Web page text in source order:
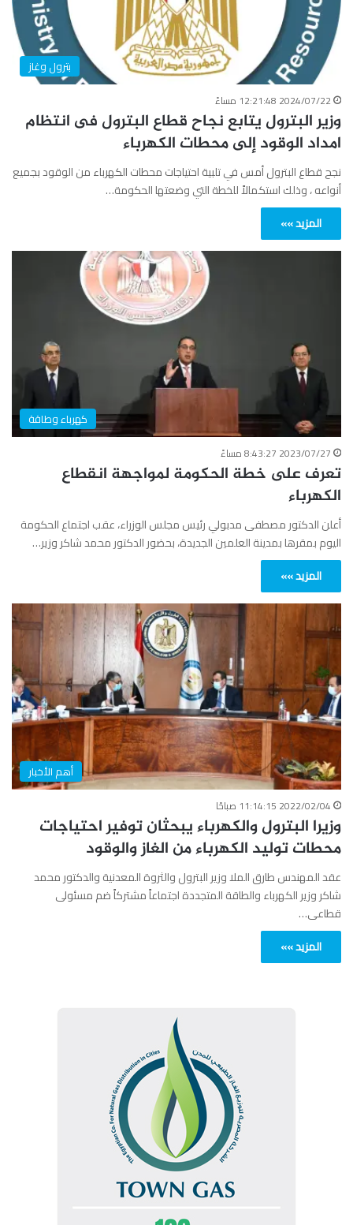
بترول وغاز
2024/07/22 12:21:48 مساءً
وزير البترول يتابع نجاح قطاع البترول فى انتظام
امداد الوقود إلى محطات الكهرباء
نجح قطاع البترول أمس في تلبية احتياجات محطات الكهرباء من الوقود بجميع
أنواعه ، وذلك استكمالاً للخطة التي وضعتها الحكومة…
المزيد »»
كهرباء وطاقة
2023/07/27 8:43:27 مساءً
تعرف على خطة الحكومة لمواجهة انقطاع
الكهرباء
أعلن الدكتور مصطفى مدبولي رئيس مجلس الوزراء، عقب اجتماع الحكومة
اليوم بمقرها بمدينة العلمين الجديدة، بحضور الدكتور محمد شاكر وزير…
المزيد »»
أهم الأخبار
2022/02/04 11:14:15 صباحًا
وزيرا البترول والكهرباء يبحثان توفير احتياجات
محطات توليد الكهرباء من الغاز والوقود
عقد المهندس طارق الملا وزير البترول والثروة المعدنية والدكتور محمد
شاكر وزير الكهرباء والطاقة المتجددة اجتماعاً مشتركاً ضم مسئولى
قطاعى…
المزيد »»